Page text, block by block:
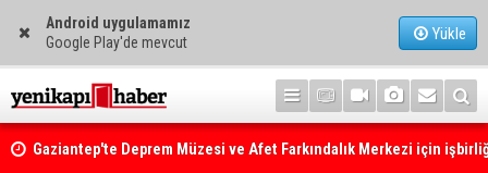
Android uygulamamız
Google Play'de mevcut
Yükle
Gaziantep'te Deprem Müzesi ve Afet Farkındalık Merkezi için
protokolü imzalandı
Resmi Gazete'de Bugün